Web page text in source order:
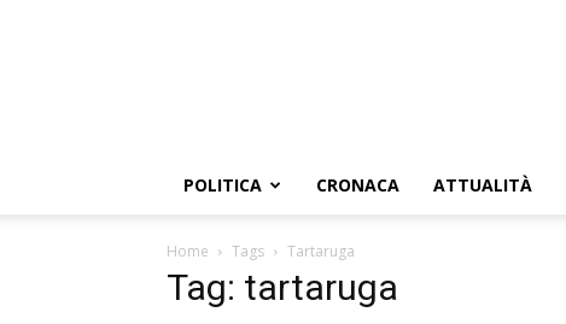
POLITICA CRONACA ATTUALITÀ
Home Tags Tartaruga
Tag: tartaruga